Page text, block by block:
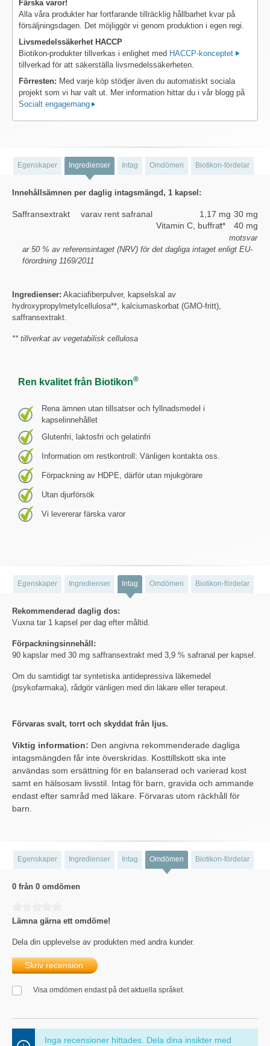
Färska varor!
Alla våra produkter har fortfarande tillräcklig hållbarhet kvar på
försäljningsdagen. Det möjliggör vi genom produktion i egen regi.
Livsmedelssäkerhet HACCP
Biotikon-produkter tillverkas i enlighet med HACCP-konceptet
tillverkad för att säkerställa livsmedelssäkerheten.
Förresten: Med varje köp stödjer även du automatiskt sociala
projekt som vi har valt ut. Mer information hittar du i vår blogg på
Socialt engagemang
Egenskaper Ingredienser Intag Omdömen Biotikon-fördelar
Innehållsämnen per daglig intagsmängd, 1 kapsel:
Saffransextrakt 30 mg
varav rent safranal
1,17 mg
Vitamin C, buffrat*
40 mg
*
motsvar
ar 50 % av referensintaget (NRV) för det dagliga intaget enligt EU-
förordning 1169/2011
Ingredienser: Akaciafiberpulver, kapselskal av
hydroxypropylmetylcellulosa**, kalciumaskorbat (GMO-fritt),
saffransextrakt.
** tillverkat av vegetabilisk cellulosa
Ren kvalitet från Biotikon®
Rena ämnen utan tillsatser och fyllnadsmedel i
kapselinnehållet
Glutenfri, laktosfri och gelatinfri
Information om restkontroll: Vänligen kontakta oss.
Förpackning av HDPE, därför utan mjukgörare
Utan djurförsök
Vi levererar färska varor
Egenskaper Ingredienser Intag Omdömen Biotikon-fördelar
Rekommenderad daglig dos:
Vuxna tar 1 kapsel per dag efter måltid.
Förpackningsinnehåll:
90 kapslar med 30 mg saffransextrakt med 3,9 % safranal per kapsel.
Om du samtidigt tar syntetiska antidepressiva läkemedel
(psykofarmaka), rådgör vänligen med din läkare eller terapeut.
Förvaras svalt, torrt och skyddat från ljus.
Viktig information: Den angivna rekommenderade dagliga
intagsmängden får inte överskridas. Kosttillskott ska inte
användas som ersättning för en balanserad och varierad kost
samt en hälsosam livsstil. Intag för barn, gravida och ammande
endast efter samråd med läkare. Förvaras utom räckhåll för
barn.
Egenskaper Ingredienser Intag Omdömen Biotikon-fördelar
0 från 0 omdömen
Lämna gärna ett omdöme!
Dela din upplevelse av produkten med andra kunder.
Skriv recension
Visa omdömen endast på det aktuella språket.
Inga recensioner hittades. Dela dina insikter med